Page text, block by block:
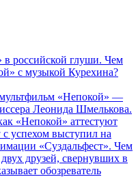
российской глуши. Чем
с музыкой Курехина?
«Непокой» —
Леонида Шмелькова.
«Непокой» аттестуют
успехом выступил на
«Суздальфест». Чем
друзей, свернувших в
обозреватель